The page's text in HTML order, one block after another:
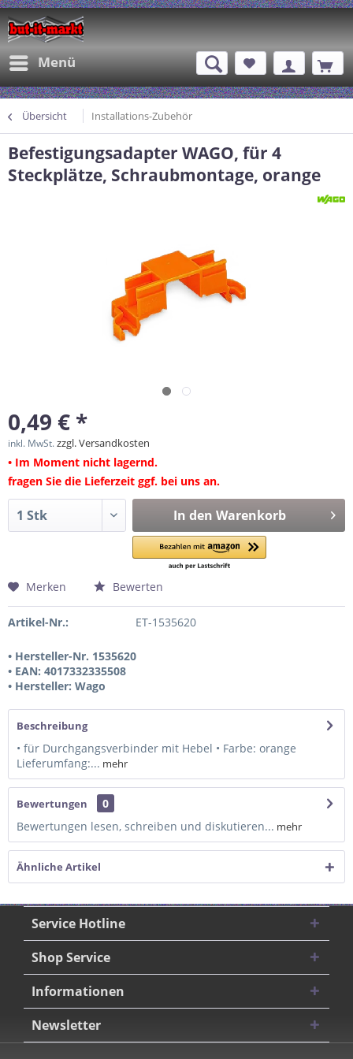
Menü
Übersicht Installations-Zubehör
Befestigungsadapter WAGO, für 4
Steckplätze, Schraubmontage, orange
0,49 € *
inkl. MwSt.zzgl. Versandkosten
• Im Moment nicht lagernd.
fragen Sie die Lieferzeit ggf. bei uns an.
In den Warenkorb
Merken Bewerten
Artikel-Nr.: ET-1535620
• Hersteller-Nr. 1535620
• EAN: 4017332335508
• Hersteller: Wago
Beschreibung
• für Durchgangsverbinder mit Hebel • Farbe: orange
Lieferumfang:... mehr
Bewertungen
0
Bewertungen lesen, schreiben und diskutieren... mehr
Ähnliche Artikel
Service Hotline
Shop Service
Informationen
Newsletter